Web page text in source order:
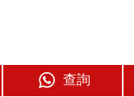
查詢